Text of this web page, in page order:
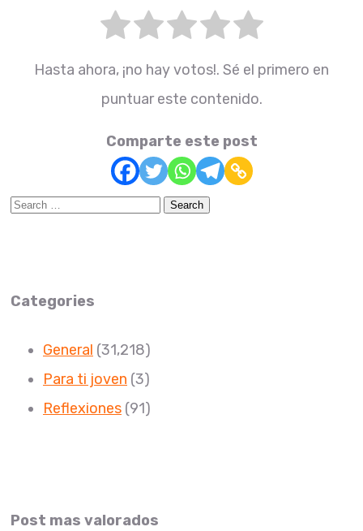
Hasta ahora, ¡no hay votos!. Sé el primero en
puntuar este contenido.
Comparte este post
Search
Categories
General (31,218)
Para ti joven (3)
Reflexiones (91)
Post mas valorados